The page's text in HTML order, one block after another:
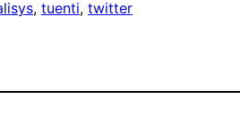
, tuenti, twitter